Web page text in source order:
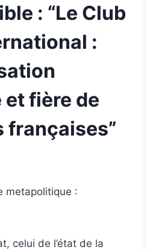
: “Le Club
:
fière de
françaises”
metapolitique :
celui de l’état de la